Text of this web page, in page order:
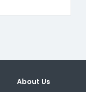
About Us